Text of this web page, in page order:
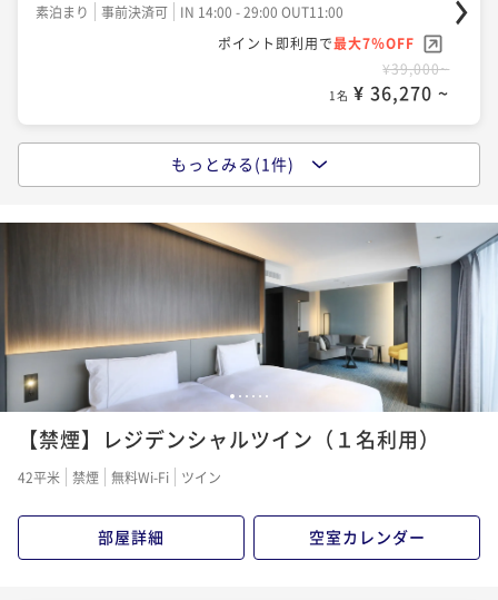
素泊まり 事前決済可
IN 14:00 - 29:00 OUT11:00
ポイント即利用で最大7％OFF
¥39,000~
1名 ¥ 36,270 ~
【Breakfast Included】～ほっとする”京都のごは
ん”と、少しお洒落な”京イタリアン”～
IN 14:00 - 29:00 OUT11:00
ポイント即利用で最大7％OFF
¥42,850~
1名 ¥ 39,850 ~
もっとみる(1件)
1 2 3 4 5 6
【禁煙】レジデンシャルツイン（１名利用）
42平米 禁煙 無料Wi-Fi ツイン
部屋詳細 空室カレンダー